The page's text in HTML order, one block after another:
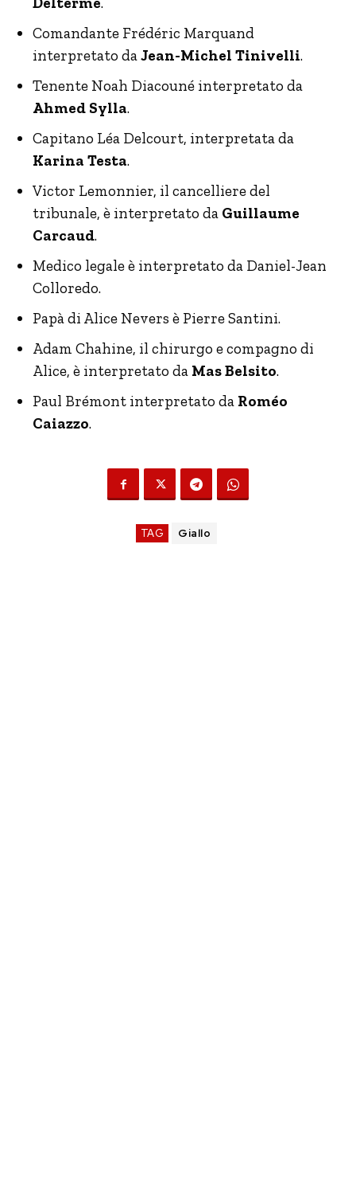
Comandante Frédéric Marquand
interpretato daJean-Michel Tinivelli.
Tenente Noah Diacouné interpretato da
Ahmed Sylla.
Capitano Léa Delcourt, interpretata da
Karina Testa.
Victor Lemonnier, il cancelliere del
tribunale, è interpretato da Guillaume
Carcaud.
Medico legale è interpretato da Daniel-Jean
Colloredo.
Papà di Alice Nevers è Pierre Santini.
Adam Chahine, il chirurgo e compagno di
Alice, è interpretato da Mas Belsito.
Paul Brémont interpretato da Roméo
Caiazzo.
TAG Giallo